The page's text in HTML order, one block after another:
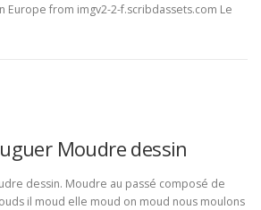
Europe from imgv2-2-f.scribdassets.com Le
Moudre dessin
dessin. Moudre au passé composé de
il moud elle moud on moud nous moulons